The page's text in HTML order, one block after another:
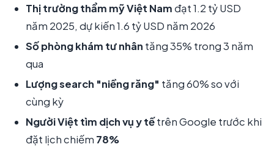
Thị trường thẩm mỹ Việt Nam đạt 1.2 tỷ USD
năm 2025, dự kiến 1.6 tỷ USD năm 2026
Số phòng khám tư nhân tăng 35% trong 3 năm
qua
Lượng search "niềng răng" tăng 60% so với
cùng kỳ
Người Việt tìm dịch vụ y tếtrên Google trước khi
đặt lịch chiếm 78%